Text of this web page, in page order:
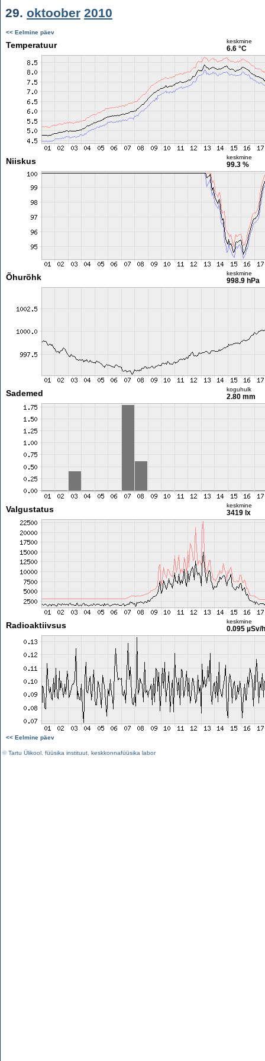
29. oktoober 2010
<< Eelmine päev
Temperatuur keskmine
6.6 °C
Niiskus keskmine
99.3 %
Õhurõhk keskmine
998.9 hPa
Sademed koguhulk
2.80 mm
Valgustatus keskmine
3419 lx
Radioaktiivsus keskmine
0.095 µSv/h
<< Eelmine päev
©Tartu Ülikool füüsika instituut keskkonnafüüsika labor